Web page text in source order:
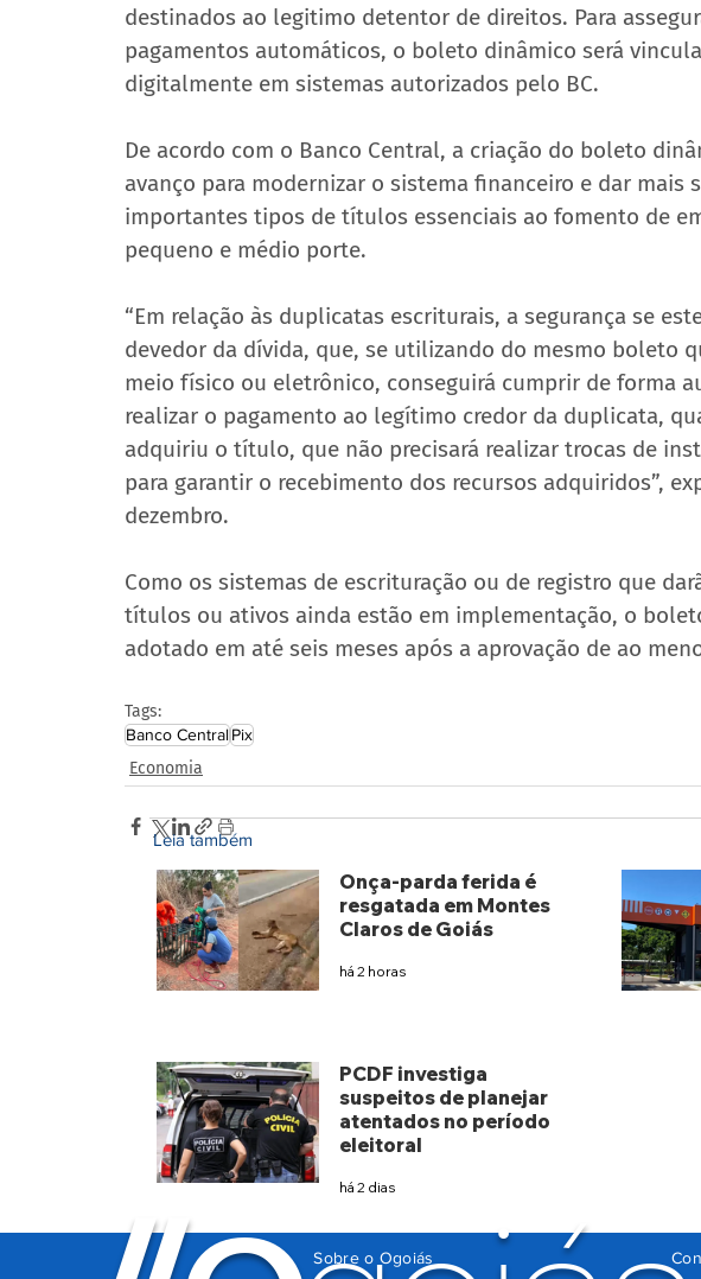
destinados ao legitimo detentor de direitos. Para
pagamentos automáticos, o boleto dinâmico será
digitalmente em sistemas autorizados pelo BC.
De acordo com o Banco Central, a criação do boleto
avanço para modernizar o sistema financeiro e dar mais
importantes tipos de títulos essenciais ao fomento de
pequeno e médio porte.
“Em relação às duplicatas escriturais, a segurança se
devedor da dívida, que, se utilizando do mesmo boleto
meio físico ou eletrônico, conseguirá cumprir de forma
realizar o pagamento ao legítimo credor da duplicata,
adquiriu o título, que não precisará realizar trocas de
para garantir o recebimento dos recursos adquiridos”,
dezembro.
Como os sistemas de escrituração ou de registro que
títulos ou ativos ainda estão em implementação, o
adotado em até seis meses após a aprovação de ao
Tags:
Banco Central Pix
Economia
Leia também
Onça-parda ferida é
resgatada em Montes
Claros de Goiás
há 2 horas
PCDF investiga
suspeitos de planejar
atentados no período
eleitoral
há 2 dias
Sobre o Ogoiás